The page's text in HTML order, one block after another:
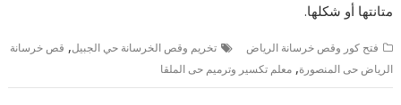
متانتها أو شكلها.
فتح كور وقص خرسانة الرياض تخريم وقص الخرسانة حي الجبيل, قص خرسانة
الرياض حى المنصورة,معلم تكسير وترميم حى الملقا